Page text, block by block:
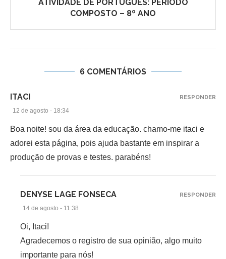
ATIVIDADE DE PORTUGUÊS: PERÍODO
COMPOSTO – 8º ANO
6 COMENTÁRIOS
ITACI
12 de agosto - 18:34
Boa noite! sou da área da educação. chamo-me itaci e
adorei esta página, pois ajuda bastante em inspirar a
produção de provas e testes. parabéns!
RESPONDER
DENYSE LAGE FONSECA
14 de agosto - 11:38
Oi, Itaci!
Agradecemos o registro de sua opinião, algo muito
importante para nós!
RESPONDER